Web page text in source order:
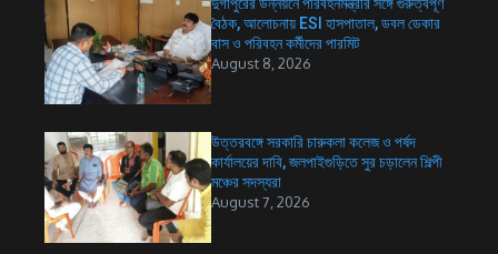
বৈঠক, আলোচনায় ESI হাসপাতাল, ডবল ডেকার
বাস ও পরিবহন কর্মীদের পারমিট
August 8, 2026
উত্তরবঙ্গে সরকারি চারুকলা কলেজ ও পর্ষদ
কার্যালয়ের দাবি, জলপাইগুড়িতে সুর চড়ালেন শিল্পী
মঞ্চের সদস্যরা
August 7, 2026